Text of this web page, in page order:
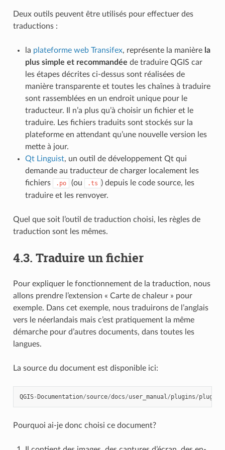
Deux outils peuvent être utilisés pour effectuer des
traductions :
la plateforme web Transifex, représente la manière la
plus simple et recommandée de traduire QGIS car
les étapes décrites ci-dessus sont réalisées de
manière transparente et toutes les chaînes à traduire
sont rassemblées en un endroit unique pour le
traducteur. Il n’a plus qu’à choisir un fichier et le
traduire. Les fichiers traduits sont stockés sur la
plateforme en attendant qu’une nouvelle version les
mette à jour.
Qt Linguist, un outil de développement Qt qui
demande au traducteur de charger localement les
fichiers
.po (ou .ts ) depuis le code source, les
traduire et les renvoyer.
Quel que soit l’outil de traduction choisi, les règles de
traduction sont les mêmes.
4.3. Traduire un fichier
Pour expliquer le fonctionnement de la traduction, nous
allons prendre l’extension « Carte de chaleur » pour
exemple. Dans cet exemple, nous traduirons de l’anglais
vers le néerlandais mais c’est pratiquement la même
démarche pour d’autres documents, dans toutes les
langues.
La source du document est disponible ici:
QGIS-Documentation/source/docs/user_manual/plugins/
Pourquoi ai-je donc choisi ce document?